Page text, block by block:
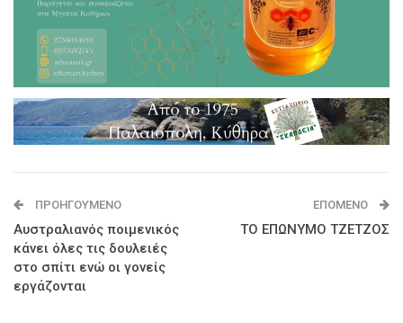
ΠΡΟΗΓΟΎΜΕΝΟ
Αυστραλιανός ποιμενικός
κάνει όλες τις δουλειές
στο σπίτι ενώ οι γονείς
εργάζονται
ΕΠΌΜΕΝΟ
ΤΟ ΕΠΩΝΥΜΟ ΤΖΕΤΖΟΣ